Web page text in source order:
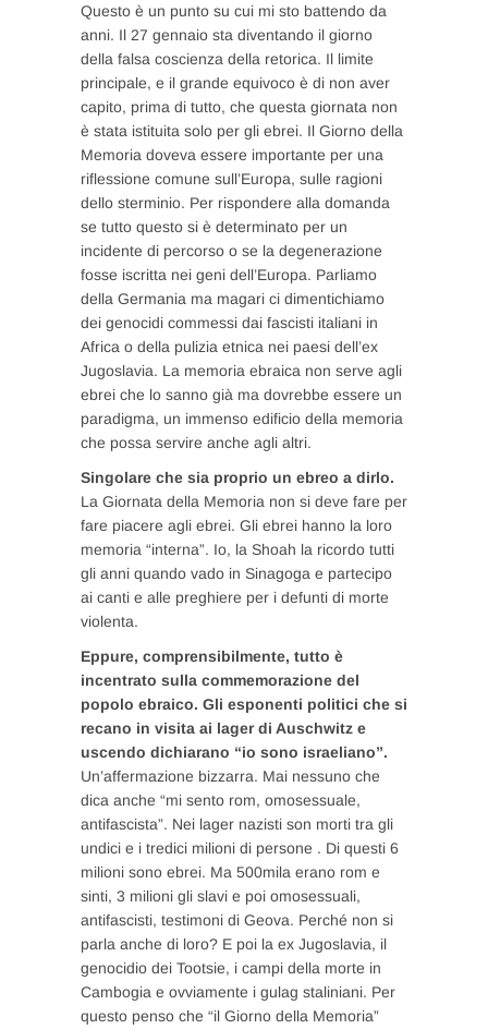
Questo è un punto su cui mi sto battendo da
anni. Il 27 gennaio sta diventando il giorno
della falsa coscienza della retorica. Il limite
principale, e il grande equivoco è di non aver
capito, prima di tutto, che questa giornata non
è stata istituita solo per gli ebrei. Il Giorno della
Memoria doveva essere importante per una
riflessione comune sull’Europa, sulle ragioni
dello sterminio. Per rispondere alla domanda
se tutto questo si è determinato per un
incidente di percorso o se la degenerazione
fosse iscritta nei geni dell’Europa. Parliamo
della Germania ma magari ci dimentichiamo
dei genocidi commessi dai fascisti italiani in
Africa o della pulizia etnica nei paesi dell’ex
Jugoslavia. La memoria ebraica non serve agli
ebrei che lo sanno già ma dovrebbe essere un
paradigma, un immenso edificio della memoria
che possa servire anche agli altri.
Singolare che sia proprio un ebreo a dirlo.
La Giornata della Memoria non si deve fare per
fare piacere agli ebrei. Gli ebrei hanno la loro
memoria “interna”. Io, la Shoah la ricordo tutti
gli anni quando vado in Sinagoga e partecipo
ai canti e alle preghiere per i defunti di morte
violenta.
Eppure, comprensibilmente, tutto è
incentrato sulla commemorazione del
popolo ebraico. Gli esponenti politici che si
recano in visita ai lager di Auschwitz e
uscendo dichiarano “io sono israeliano”.
Un’affermazione bizzarra. Mai nessuno che
dica anche “mi sento rom, omosessuale,
antifascista”. Nei lager nazisti son morti tra gli
undici e i tredici milioni di persone . Di questi 6
milioni sono ebrei. Ma 500mila erano rom e
sinti, 3 milioni gli slavi e poi omosessuali,
antifascisti, testimoni di Geova. Perché non si
parla anche di loro? E poi la ex Jugoslavia, il
genocidio dei Tootsie, i campi della morte in
Cambogia e ovviamente i gulag staliniani. Per
questo penso che “il Giorno della Memoria”